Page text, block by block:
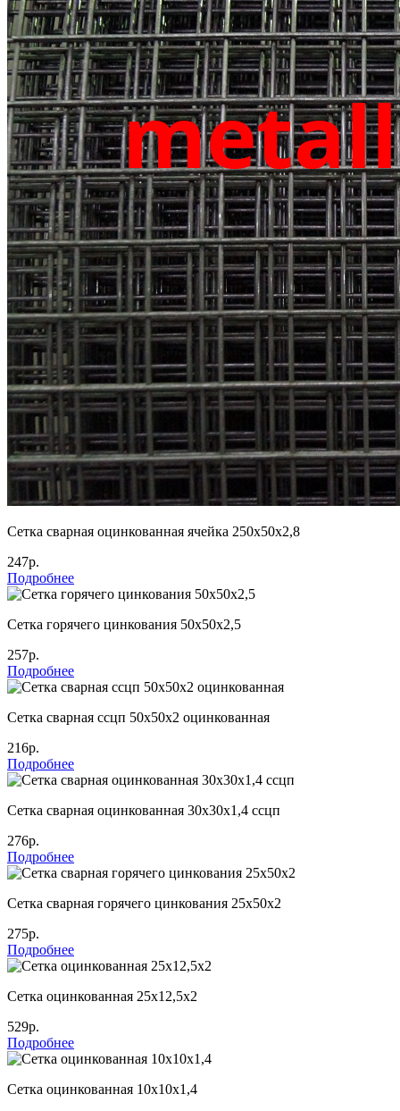
Сетка сварная оцинкованная ячейка 250х50х2,8
247р.
Подробнее
Сетка горячего цинкования 50х50х2,5
257р.
Подробнее
Сетка сварная ссцп 50х50х2 оцинкованная
216р.
Подробнее
Сетка сварная оцинкованная 30х30х1,4 ссцп
276р.
Подробнее
Сетка сварная горячего цинкования 25х50х2
275р.
Подробнее
Сетка оцинкованная 25х12,5х2
529р.
Подробнее
Сетка оцинкованная 10х10х1,4